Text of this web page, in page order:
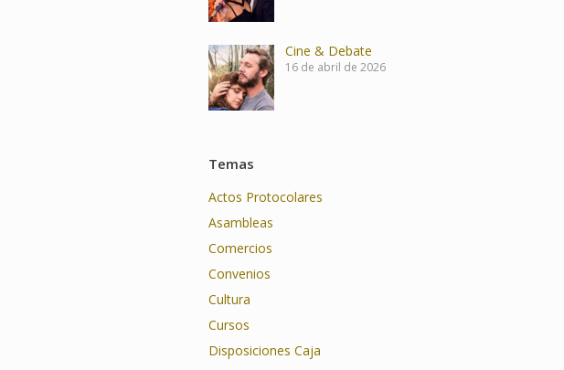
Cine & Debate
16 de abril de 2026
Temas
Actos Protocolares
Asambleas
Comercios
Convenios
Cultura
Cursos
Disposiciones Caja